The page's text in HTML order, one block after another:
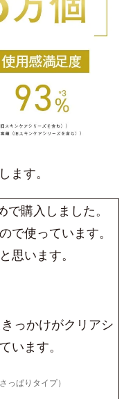
ます。
購入しました。
で使っています。
思います。
っかけがクリアシ
います。
ぱりタイプ）